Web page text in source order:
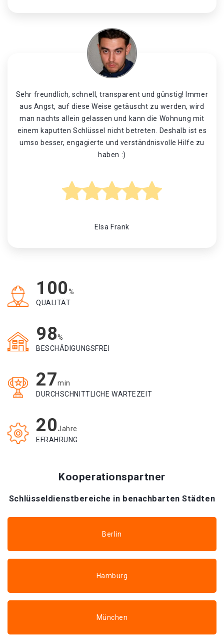
Sehr freundlich, schnell, transparent und günstig! Immer
aus Angst, auf diese Weise getäuscht zu werden, wird
man nachts allein gelassen und kann die Wohnung mit
einem kaputten Schlüssel nicht betreten. Deshalb ist es
umso besser, engagierte und verständnisvolle Hilfe zu
haben :)
Elsa Frank
100%
QUALITÄT
98%
BESCHÄDIGUNGSFREI
27min
DURCHSCHNITTLICHE WARTEZEIT
20Jahre
EFRAHRUNG
Kooperationspartner
Schlüsseldienstbereiche in benachbarten Städten
Berlin
Hamburg
München